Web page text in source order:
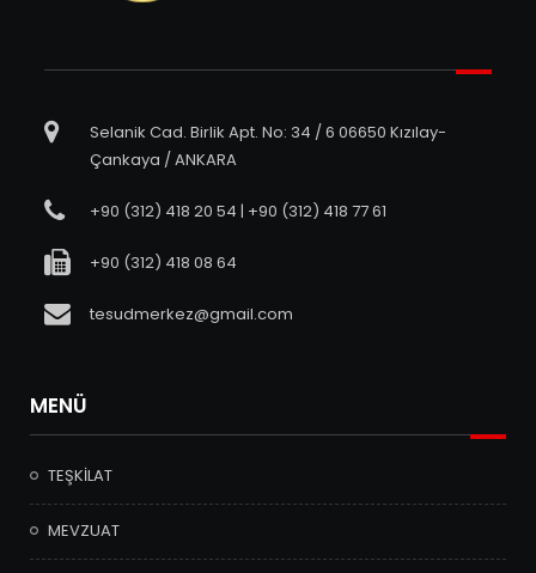
Selanik Cad. Birlik Apt. No: 34 / 6 06650 Kızılay-
Çankaya / ANKARA
+90 (312) 418 20 54 | +90 (312) 418 77 61
+90 (312) 418 08 64
tesudmerkez@gmail.com
MENÜ
TEŞKİLAT
MEVZUAT